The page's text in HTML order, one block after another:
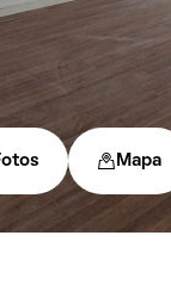
Mapa